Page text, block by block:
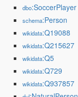
dbo:SoccerPlayer
schema:Person
wikidata:Q19088
wikidata:Q215627
wikidata:Q5
wikidata:Q729
wikidata:Q937857